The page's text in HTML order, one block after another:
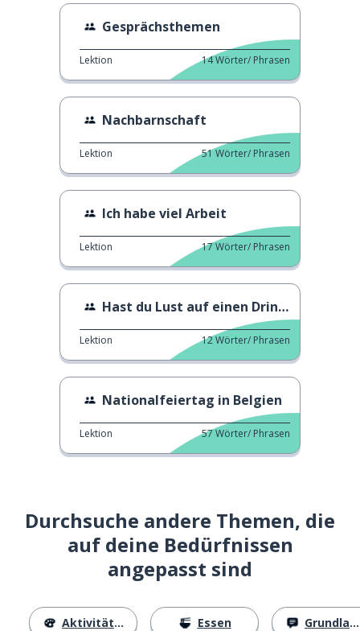
Gesprächsthemen
Lektion 14Wörter/ Phrasen
Nachbarnschaft
Lektion 51Wörter/ Phrasen
Ich habe viel Arbeit
Lektion 17Wörter/ Phrasen
Hast du Lust auf einen Drink?
Lektion 12Wörter/ Phrasen
Nationalfeiertag in Belgien
Lektion 57Wörter/ Phrasen
Durchsuche andere Themen, die
auf deine Bedürfnissen
angepasst sind
Aktivitäten Essen Grundlagen